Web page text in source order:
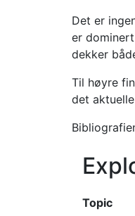
Det er
er
dekker
Til høyre
det
Topic